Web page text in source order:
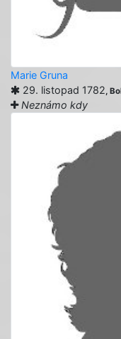
Marie Gruna
29. listopad 1782,
Neznámo kdy